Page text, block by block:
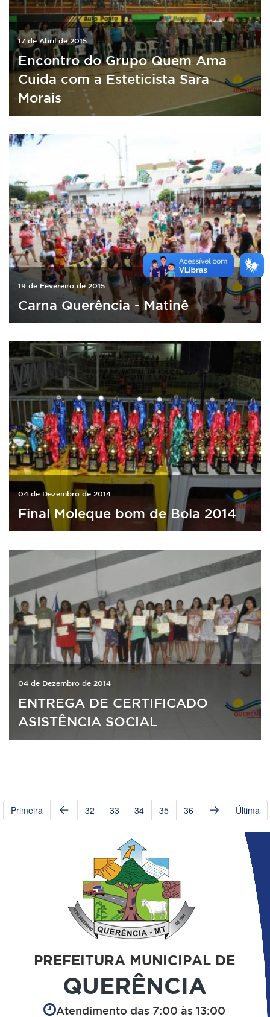
17 de Abril de 2015
Encontro do Grupo Quem Ama
Cuida com a Esteticista Sara
Morais
19 de Fevereiro de 2015
Carna Querência - Matinê
04 de Dezembro de 2014
Final Moleque bom de Bola 2014
04 de Dezembro de 2014
ENTREGA DE CERTIFICADO
ASISTÊNCIA SOCIAL
Primeira 32 33 34 35 36 Última
PREFEITURA MUNICIPAL DE
QUERÊNCIA
Atendimento das 7:00 às 13:00